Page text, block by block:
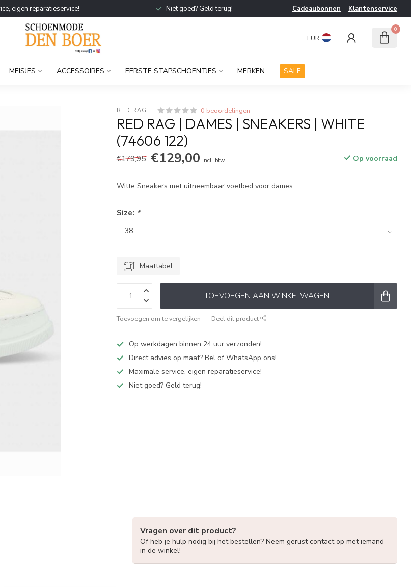
eigen reparatieservice! Niet goed? Geld terug! Cadeaubonnen Klantenservice
EUR
0
MEISJES ACCESSOIRES EERSTE STAPSCHOENTJES MERKEN SALE
RED RAG 0 beoordelingen
RED RAG | DAMES | SNEAKERS | WHITE
(74606 122)
€179,95 €129,00 Incl. btw Op voorraad
Witte Sneakers met uitneembaar voetbed voor dames.
Size: *
Maattabel
TOEVOEGEN AAN WINKELWAGEN
Toevoegen om te vergelijken Deel dit product
Op werkdagen binnen 24 uur verzonden!
Direct advies op maat? Bel of WhatsApp ons!
Maximale service, eigen reparatieservice!
Niet goed? Geld terug!
Vragen over dit product?
Of heb je hulp nodig bij het bestellen? Neem gerust contact op met iemand
in de winkel!